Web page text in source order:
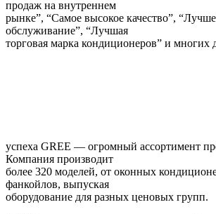
продаж на внутреннем
рынке”, “Самое высокое качество”,
обслуживание”, “Лучшая
торговая марка кондиционеров” и многих
успеха GREE — огромный ассортимент
Компания производит
более 320 моделей, от оконных
фанкойлов, выпуская
оборудование для разных ценовых групп.